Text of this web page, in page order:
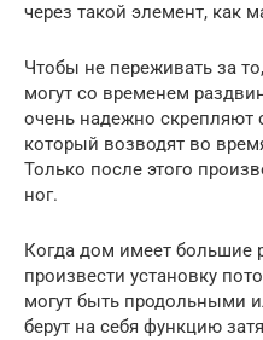
через такой элемент, как
Чтобы не переживать за
могут со временем
очень надежно
который возводят во
Только после этого
ног.
Когда дом имеет большие
произвести установку
могут быть продольными
берут на себя функцию